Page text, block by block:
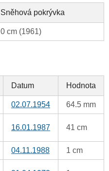
Sněhová pokrývka
0 cm (1961)
Datum Hodnota
02.07.1954 64.5 mm
16.01.1987 41 cm
04.11.1988 1 cm